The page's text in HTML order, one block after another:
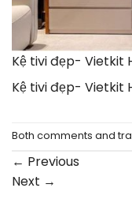
Kệ tivi đẹp- Vietkit
Kệ tivi đẹp- Vietkit
Both comments and
← Previous
Next →